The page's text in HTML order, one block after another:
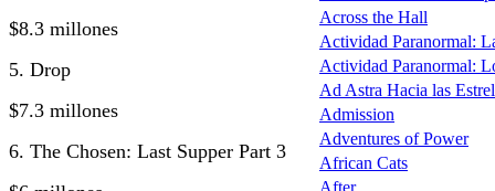
$8.3 millones
5. Drop
$7.3 millones
6. The Chosen: Last Supper Part 3
Across the Hall
Actividad Paranormal:
Actividad Paranormal:
Ad Astra Hacia las
Admission
Adventures of Power
African Cats